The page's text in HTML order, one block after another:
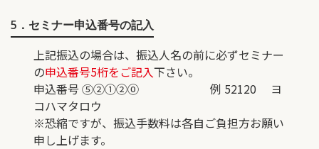
5．セミナー申込番号の記入
上記振込の場合は、振込人名の前に必ずセミナー
の申込番号5桁をご記入下さい。
申込番号 ⑤②①②⓪ 例 52120 ヨ
コハマタロウ
※恐縮ですが、振込手数料は各自ご負担方お願い
申し上げます。